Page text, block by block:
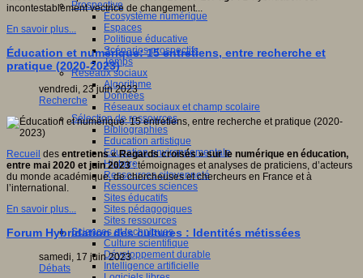
Prospective
Ecosystème numérique
Espaces
Politique éducative
Scénarios prospectifs
Temps
Réseaux sociaux
Algorithme
Données
Réseaux sociaux et champ scolaire
Sélection de ressources
Bibliographies
Education artistique
Education environnementale
Histoire
Ressources citoyenneté
Ressources sciences
Sites éducatifs
Sites pédagogiques
Sites ressources
Sciences et techniques
Culture scientifique
Développement durable
Intelligence artificielle
incontestablement vectrice de changement...
En savoir plus...
Éducation et numérique: 15 entretiens, entre recherche et
pratique (2020-2023)
vendredi, 23 juin 2023
Recherche
Recueil des entretiens « Regards croisés » sur le numérique en éducation,
entre mai 2020 et juin 2023: témoignages et analyses de praticiens, d’acteurs
du monde académique, de chercheuses et chercheurs en France et à
l’international.
En savoir plus...
Forum Hybridation des cultures : Identités métissées
samedi, 17 juin 2023
Débats